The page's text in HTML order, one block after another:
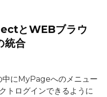
とWEBブラウ
統合
にMyPageへのメニュー
トログインできるように